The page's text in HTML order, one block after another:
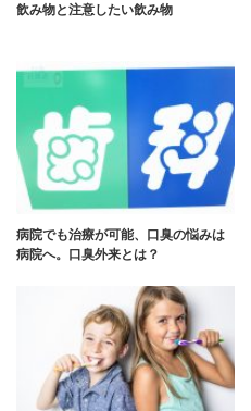
飲み物と注意したい飲み物
病院でも治療が可能、口臭の悩みは
病院へ。口臭外来とは？